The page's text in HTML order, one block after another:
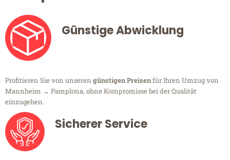
Günstige Abwicklung
Profitieren Sie von unseren günstigen Preisenfür Ihren Umzug von
Mannheim → Pamplona, ohne Kompromisse bei der Qualität
einzugehen.
Sicherer Service